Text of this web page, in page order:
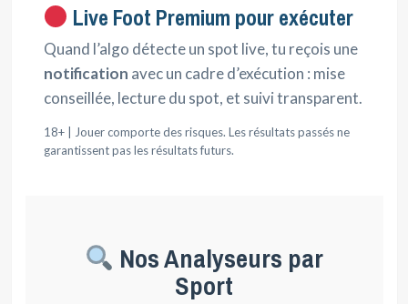
Live Foot Premium pour exécuter
Quand l’algo détecte un spot live, tu reçois une
notification avec un cadre d’exécution : mise
conseillée, lecture du spot, et suivi transparent.
18+ | Jouer comporte des risques. Les résultats passés ne
garantissent pas les résultats futurs.
Nos Analyseurs par
Sport